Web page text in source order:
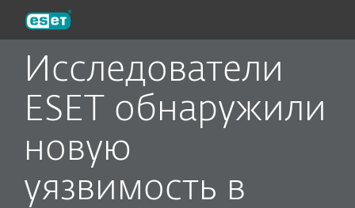
Исследователи
ESET обнаружили
новую
уязвимость в
ESET